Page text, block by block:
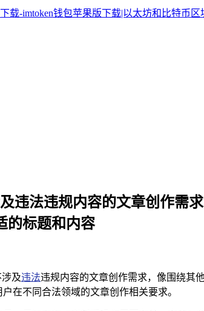
违法违规内容的文章创作需
的标题和内容
及违法违规内容的文章创作需求，像围绕其
在不同合法领域的文章创作相关要求。